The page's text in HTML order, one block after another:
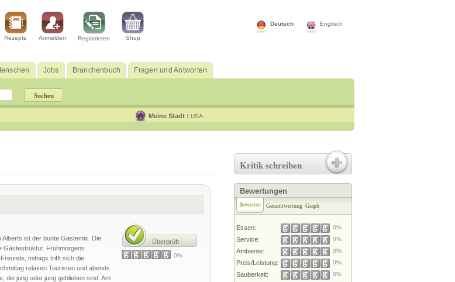
Englisch
Deutsch
Rezepte Anmelden Registrieren Shop
Jobs Branchenbuch Fragen und Antworten
Meine Stadt : USA
Alberts ist der bunte Gästemix. Die
Gästestruktur. Frühmorgens
mittags trifft sich die
relaxen Touristen und abends
die jung oder jung geblieben sind. Am
Überprüft
0%
Kritik schreiben
Bewertungen
Bewerten Gesamtwertung Graph
Essen: 0%
Service: 0%
Ambiente: 0%
Preis/Leistung: 0%
Sauberkeit: 0%